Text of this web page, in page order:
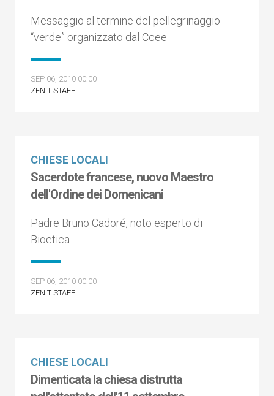
Messaggio al termine del pellegrinaggio
“verde” organizzato dal Ccee
SEP 06, 2010 00:00
ZENIT STAFF
CHIESE LOCALI
Sacerdote francese, nuovo Maestro
dell'Ordine dei Domenicani
Padre Bruno Cadoré, noto esperto di
Bioetica
SEP 06, 2010 00:00
ZENIT STAFF
CHIESE LOCALI
Dimenticata la chiesa distrutta